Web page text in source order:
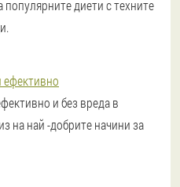
популярните диети с техните
ефективно
и без вреда в
на най -добрите начини за